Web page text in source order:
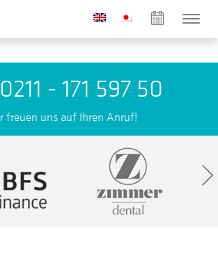
0211 - 171 597 50
freuen uns auf Ihren Anruf!